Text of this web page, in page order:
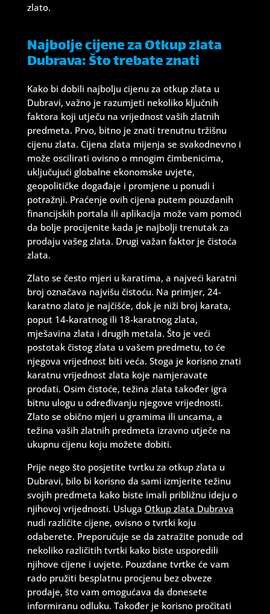
zlato.
Najbolje cijene za Otkup zlata
Dubrava: Što trebate znati
Kako bi dobili najbolju cijenu za otkup zlata u
Dubravi, važno je razumjeti nekoliko ključnih
faktora koji utječu na vrijednost vaših zlatnih
predmeta. Prvo, bitno je znati trenutnu tržišnu
cijenu zlata. Cijena zlata mijenja se svakodnevno i
može oscilirati ovisno o mnogim čimbenicima,
uključujući globalne ekonomske uvjete,
geopolitičke događaje i promjene u ponudi i
potražnji. Praćenje ovih cijena putem pouzdanih
financijskih portala ili aplikacija može vam pomoći
da bolje procijenite kada je najbolji trenutak za
prodaju vašeg zlata. Drugi važan faktor je čistoća
zlata.
Zlato se često mjeri u karatima, a najveći karatni
broj označava najvišu čistoću. Na primjer, 24-
karatno zlato je najčišće, dok je niži broj karata,
poput 14-karatnog ili 18-karatnog zlata,
mješavina zlata i drugih metala. Što je veći
postotak čistog zlata u vašem predmetu, to će
njegova vrijednost biti veća. Stoga je korisno znati
karatnu vrijednost zlata koje namjeravate
prodati. Osim čistoće, težina zlata također igra
bitnu ulogu u određivanju njegove vrijednosti.
Zlato se obično mjeri u gramima ili uncama, a
težina vaših zlatnih predmeta izravno utječe na
ukupnu cijenu koju možete dobiti.
Prije nego što posjetite tvrtku za otkup zlata u
Dubravi, bilo bi korisno da sami izmjerite težinu
svojih predmeta kako biste imali približnu ideju o
njihovoj vrijednosti. Usluga Otkup zlata Dubrava
nudi različite cijene, ovisno o tvrtki koju
odaberete. Preporučuje se da zatražite ponude od
nekoliko različitih tvrtki kako biste usporedili
njihove cijene i uvjete. Pouzdane tvrtke će vam
rado pružiti besplatnu procjenu bez obveze
prodaje, što vam omogućava da donesete
informiranu odluku. Također je korisno pročitati